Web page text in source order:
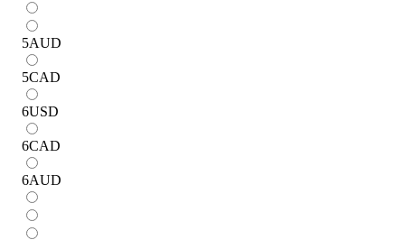
5AUD
5CAD
6USD
6CAD
6AUD